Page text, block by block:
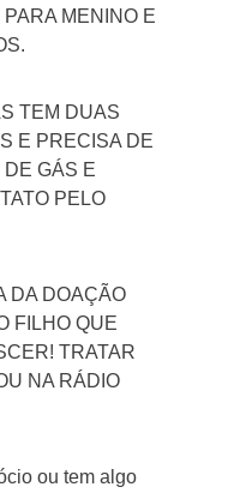
MENINO E
TEM DUAS
E PRECISA DE
DE GÁS E
PELO
DA DOAÇÃO
FILHO QUE
TRATAR
NA RÁDIO
ou tem algo